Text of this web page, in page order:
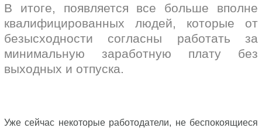
В итоге, появляется все больше вполне
квалифицированных людей, которые от
безысходности согласны работать за
минимальную заработную плату без
выходных и отпуска.
Уже сейчас некоторые работодатели, не беспокоящиеся